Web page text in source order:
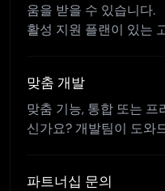
움을 받을 수 있습니다.
활성 지원 플랜이 있는
맞춤 개발
맞춤 기능, 통합 또는
신가요? 개발팀이 도와
파트너십 문의